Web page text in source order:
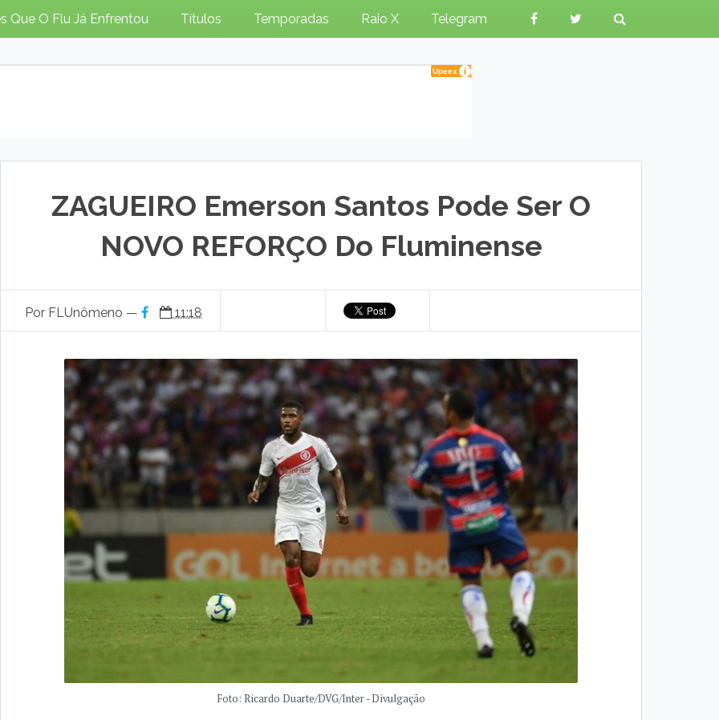
Que O Flu Já Enfrentou Títulos Temporadas Raio X Telegram
ZAGUEIRO Emerson Santos Pode Ser O
NOVO REFORÇO Do Fluminense
Por FLUnômeno — 11:18
Foto: Ricardo Duarte/DVG/Inter - Divulgação